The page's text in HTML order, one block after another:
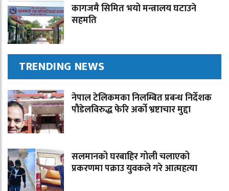
कागजमै सिमित भयो मन्त्रालय घटाउने
सहमति
TRENDING NEWS
नेपाल टेलिकमका निलम्बित प्रबन्ध निर्देशक
पौडेलविरुद्ध फेरि अर्को भ्रष्टाचार मुद्दा
सलमानको घरबाहिर गोली चलाएको
प्रकरणमा पक्राउ युवकले गरे आत्महत्या